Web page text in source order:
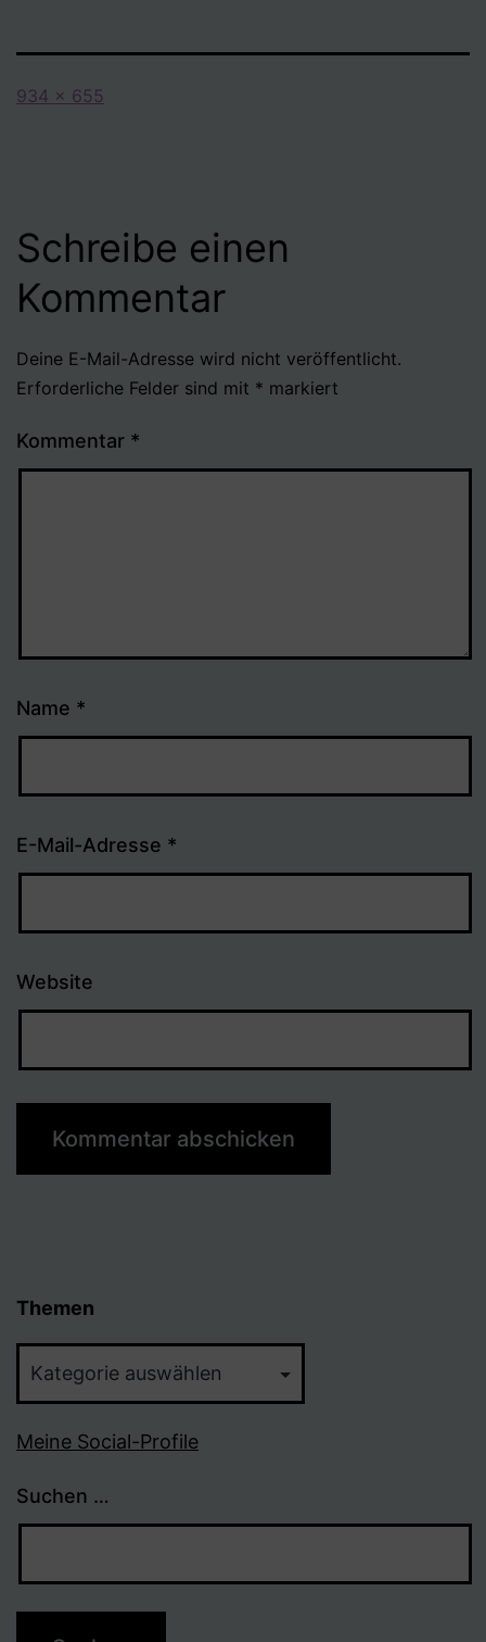
Originalgröße
934 × 655
Schreibe einen
Kommentar
Deine E-Mail-Adresse wird nicht veröffentlicht.
Erforderliche Felder sind mit * markiert
Kommentar *
Name *
E-Mail-Adresse *
Website
Themen
Meine Social-Profile
Suchen …